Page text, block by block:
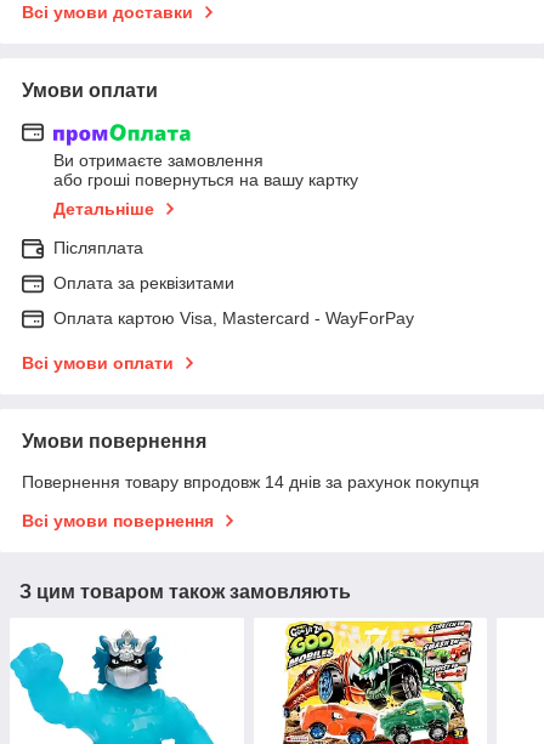
Всі умови доставки
Умови оплати
Ви отримаєте замовлення
або гроші повернуться на вашу картку
Детальніше
Післяплата
Оплата за реквізитами
Оплата картою Visa, Mastercard - WayForPay
Всі умови оплати
Умови повернення
Повернення товару впродовж 14 днів за рахунок покупця
Всі умови повернення
З цим товаром також замовляють